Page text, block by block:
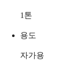
1 톤
용도
자가용